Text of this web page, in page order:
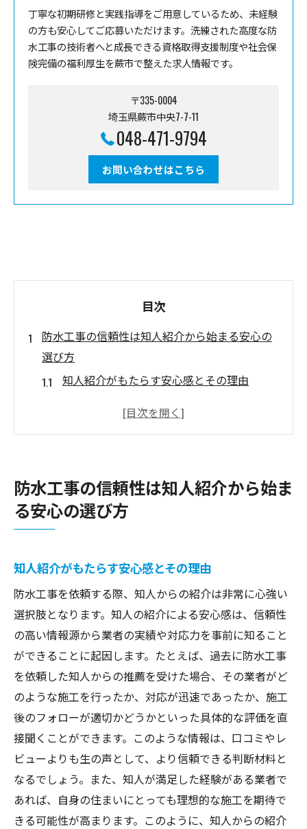
丁寧な初期研修と実践指導をご用意しているため、未経験
の方も安心してご応募いただけます。洗練された高度な防
水工事の技術者へと成長できる資格取得支援制度や社会保
険完備の福利厚生を蕨市で整えた求人情報です。
〒335-0004
埼玉県蕨市中央7-7-11
048-471-9794
お問い合わせはこちら
目次
防水工事の信頼性は知人紹介から始まる安心の
選び方
知人紹介がもたらす安心感とその理由
信頼できる業者選びに知人の意見を活用
信頼性の高い防水工事業者を見極める方法
知人紹介がもたらす防水工事の安心感と選定ポ
信頼できる業者の特徴を知人から学ぶ
知人が推奨する防水工事業者の利点
安心感を高める知人の紹介事例
過去の施工実績を知人から確認する
地域特性に応じた業者選びのすすめ
防水工事の成功は信頼できる知人紹介から
埼玉県蕨市で知人紹介による防水工事の選び方
を解説
蕨市の気候に適した防水対策の重要性
地域の特性に詳しい業者の選び方
信頼の置ける業者を見つけるための知人の
力
防水工事の信頼性は知人紹介から始ま
る安心の選び方
知人紹介がもたらす安心感とその理由
防水工事を依頼する際、知人からの紹介は非常に心強い
選択肢となります。知人の紹介による安心感は、信頼性
の高い情報源から業者の実績や対応力を事前に知ること
ができることに起因します。たとえば、過去に防水工事
を依頼した知人からの推薦を受けた場合、その業者がど
のような施工を行ったか、対応が迅速であったか、施工
後のフォローが適切かどうかといった具体的な評価を直
接聞くことができます。このような情報は、口コミやレ
ビューよりも生の声として、より信頼できる判断材料と
なるでしょう。また、知人が満足した経験がある業者で
あれば、自身の住まいにとっても理想的な施工を期待で
きる可能性が高まります。このように、知人からの紹介